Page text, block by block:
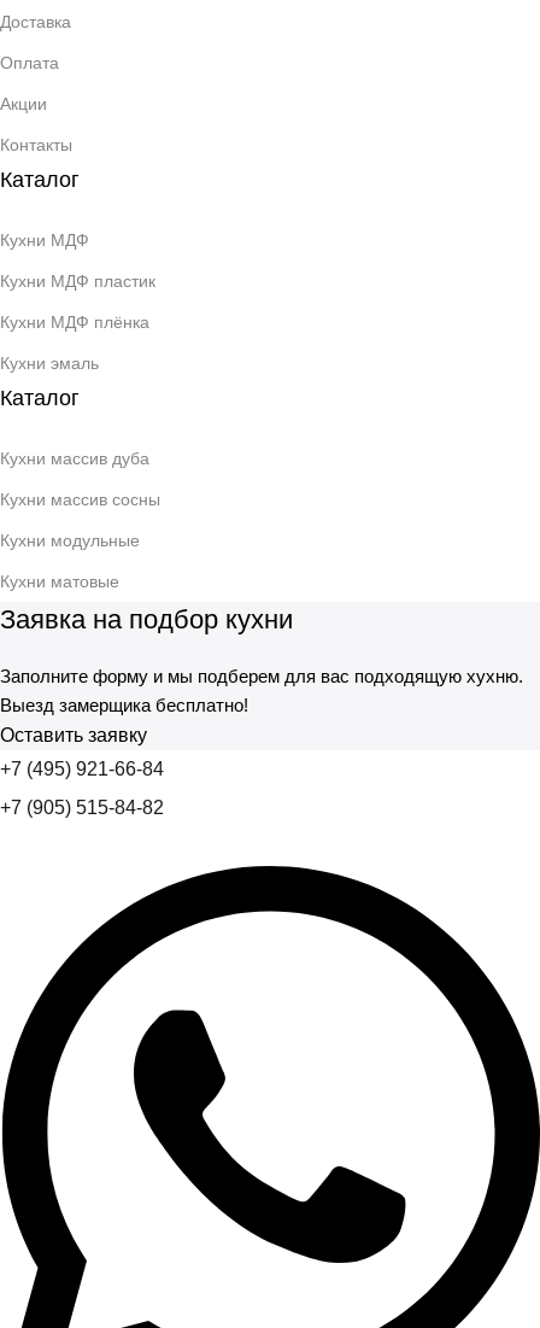
Доставка
Оплата
Акции
Контакты
Каталог
Кухни МДФ
Кухни МДФ пластик
Кухни МДФ плёнка
Кухни эмаль
Каталог
Кухни массив дуба
Кухни массив сосны
Кухни модульные
Кухни матовые
Заявка на подбор кухни
Заполните форму и мы подберем для вас подходящую хухню.
Выезд замерщика бесплатно!
Оставить заявку
+7 (495) 921-66-84
+7 (905) 515-84-82